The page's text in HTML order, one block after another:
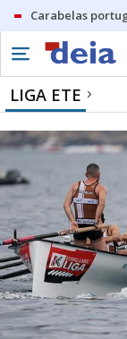
Carabelas
LIGA ETE